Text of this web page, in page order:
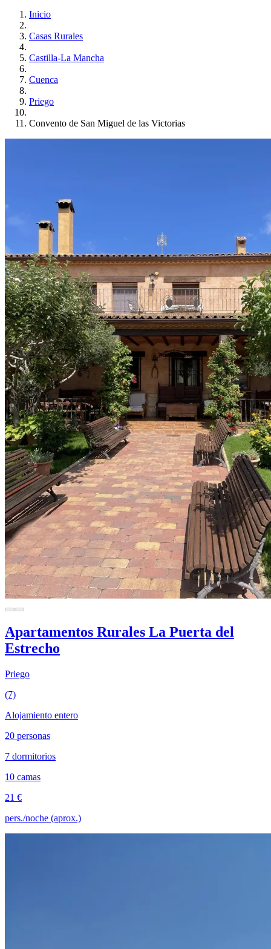
Inicio
Casas Rurales
Castilla-La Mancha
Cuenca
Priego
Convento de San Miguel de las Victorias
Apartamentos Rurales La Puerta del
Estrecho
Priego
(7)
Alojamiento entero
20 personas
7 dormitorios
10 camas
21 €
pers./noche (aprox.)